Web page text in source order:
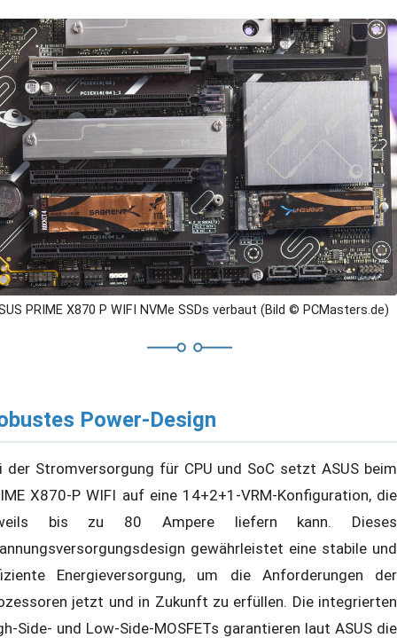
PRIME X870 P WIFI NVMe SSDs verbaut (Bild © PCMasters.de)
Power-Design
der Stromversorgung für CPU und SoC setzt ASUS beim
X870-P WIFI auf eine 14+2+1-VRM-Konfiguration, die
bis zu 80 Ampere liefern kann. Dieses
gewährleistet eine stabile und
Energieversorgung, um die Anforderungen der
jetzt und in Zukunft zu erfüllen. Die integrierten
Side- und Low-Side-MOSFETs garantieren laut ASUS die